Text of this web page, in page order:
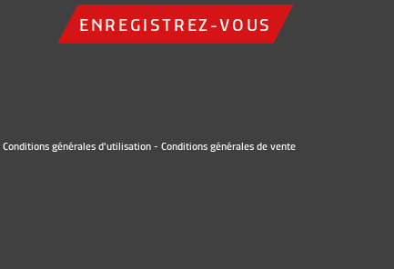
ENREGISTREZ-VOUS
Conditions générales d'utilisation- Conditions générales de vente